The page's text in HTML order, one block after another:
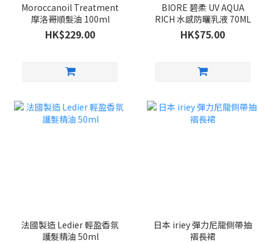
Moroccanoil Treatment
摩洛哥順髮油 100ml
HK$229.00
BIORE 碧柔 UV AQUA
RICH 水感防曬乳液 70ML
HK$75.00
法國製造 Ledier 輕盈香氛
護髮精油 50ml
日本 iriey 彈力尼龍側帶抽
褶長裙